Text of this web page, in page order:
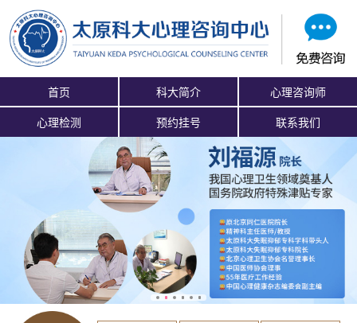
首页 科大简介
心理咨询师
心理检测
预约挂号 联系我们